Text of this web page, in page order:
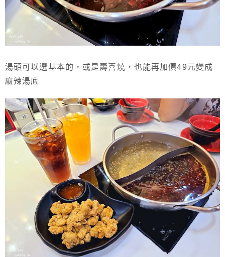
湯頭可以選基本的，或是壽喜燒，也能再加價49元變成
麻辣湯底